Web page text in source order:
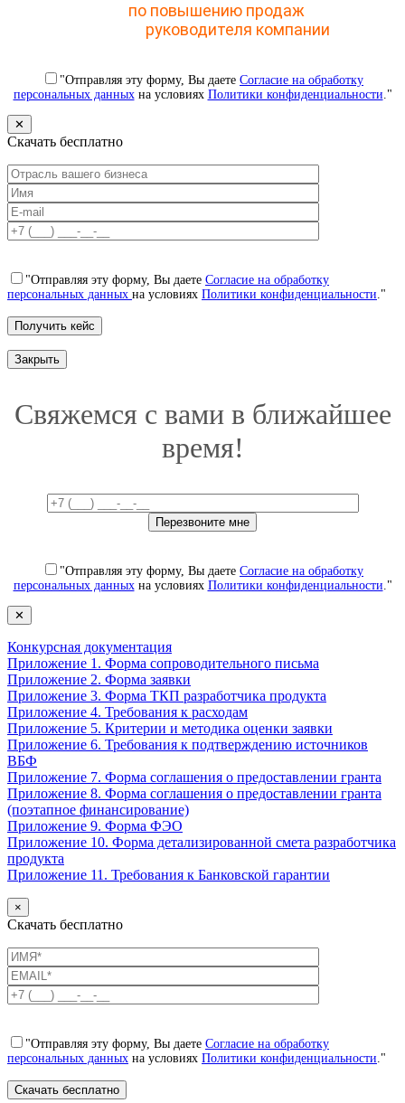
по повышению продаж
руководителя компании
"Отправляя эту форму, Вы даете Согласие на обработку
персональных данныхна условиях Политики конфиденциальности."
✕
Скачать бесплатно
"Отправляя эту форму, Вы даете Согласие на обработку
персональных данных на условиях Политики конфиденциальности."
Закрыть
Свяжемся с вами в ближайшее
время!
"Отправляя эту форму, Вы даете Согласие на обработку
персональных данныхна условиях Политики конфиденциальности."
✕
Конкурсная документация
Приложение 1. Форма сопроводительного письма
Приложение 2. Форма заявки
Приложение 3. Форма ТКП разработчика продукта
Приложение 4. Требования к расходам
Приложение 5. Критерии и методика оценки заявки
Приложение 6. Требования к подтверждению источников
ВБФ
Приложение 7. Форма соглашения о предоставлении гранта
Приложение 8. Форма соглашения о предоставлении гранта
(поэтапное финансирование)
Приложение 9. Форма ФЭО
Приложение 10. Форма детализированной смета разработчика
продукта
Приложение 11. Требования к Банковской гарантии
×
Скачать бесплатно
"Отправляя эту форму, Вы даете Согласие на обработку
персональных данных на условиях Политики конфиденциальности."